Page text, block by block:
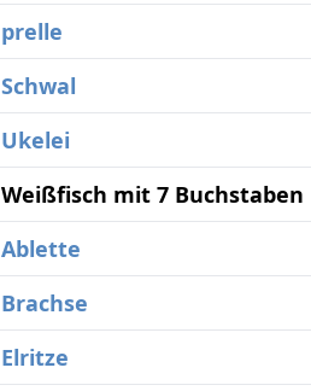
prelle
Schwal
Ukelei
Weißfisch mit 7 Buchstaben
Ablette
Brachse
Elritze